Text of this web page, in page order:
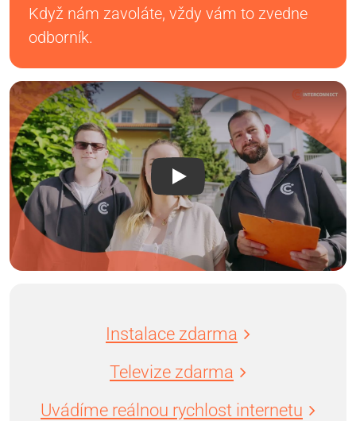
Když nám zavoláte, vždy vám to zvedne
odborník.
Instalace zdarma
Televize zdarma
Uvádíme reálnou rychlost internetu